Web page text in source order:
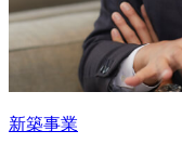
新築事業